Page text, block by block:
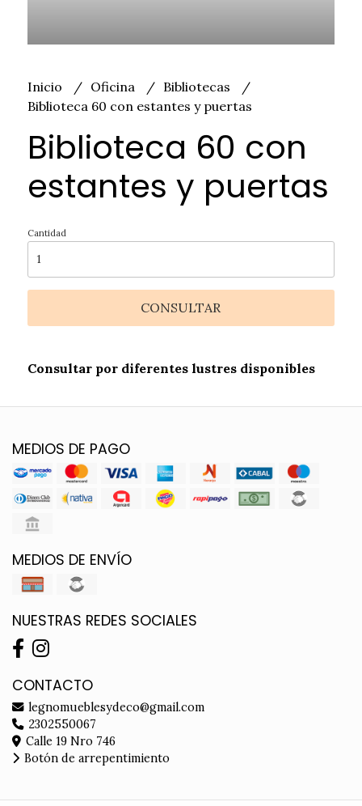
Inicio Oficina
Bibliotecas
Biblioteca 60 con estantes y puertas
Biblioteca 60 con
estantes y puertas
Cantidad
CONSULTAR
Consultar por diferentes lustres disponibles
MEDIOS DE PAGO
MEDIOS DE ENVÍO
NUESTRAS REDES SOCIALES
CONTACTO
legnomueblesydeco@gmail.com
2302550067
Calle 19 Nro 746
Botón de arrepentimiento